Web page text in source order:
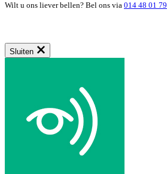
Wilt u ons liever bellen? Bel ons via 014 48 01 79
Sluiten